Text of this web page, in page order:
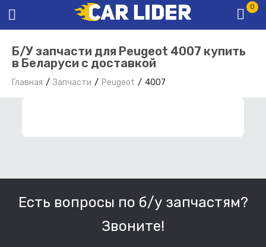
0
Б/У запчасти для Peugeot 4007 купить
в Беларуси с доставкой
Главная Запчасти Peugeot 4007
Есть вопросы по б/у запчастям?
Звоните!